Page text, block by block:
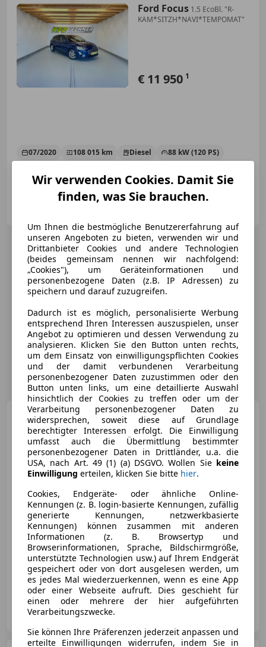
Ford Focus 1.5 EcoBl. "R-
KAM*SITZH*NAVI*TEMPOMAT"
€ 11 950 1
07/2020 108 015 km Diesel
88 kW (120 PS)
KFZ Lechner GmbH
Ford Fiesta Trend
03/2011 165 000 km Benzin
60 kW (82 PS)
KFZ Technik Hipf GmbH
AT-5110 Oberndorf bei Salzburg
Wir verwenden Cookies. Damit Sie
finden, was Sie brauchen.
Um Ihnen die bestmögliche Benutzererfahrung auf
unseren Angeboten zu bieten, verwenden wir und
Drittanbieter Cookies und andere Technologien
(beides gemeinsam nennen wir nachfolgend:
„Cookies"), um Geräteinformationen und
personenbezogene Daten (z.B. IP Adressen) zu
speichern und darauf zuzugreifen.
Dadurch ist es möglich, personalisierte Werbung
entsprechend Ihren Interessen auszuspielen, unser
Angebot zu optimieren und dessen Verwendung zu
analysieren. Klicken Sie den Button unten rechts,
um dem Einsatz von einwilligungspflichten Cookies
und der damit verbundenen Verarbeitung
personenbezogener Daten zuzustimmen oder den
Button unten links, um eine detaillierte Auswahl
hinsichtlich der Cookies zu treffen oder um der
Verarbeitung personenbezogener Daten zu
widersprechen, soweit diese auf Grundlage
berechtigter Interessen erfolgt. Die Einwilligung
umfasst auch die Übermittlung bestimmter
personenbezogener Daten in Drittländer, u.a. die
USA, nach Art. 49 (1) (a) DSGVO. Wollen Sie keine
Einwilligung erteilen, klicken Sie bitte hier.
Cookies, Endgeräte- oder ähnliche Online-
Kennungen (z. B. login-basierte Kennungen, zufällig
generierte Kennungen, netzwerkbasierte
Kennungen) können zusammen mit anderen
Informationen (z. B. Browsertyp und
Browserinformationen, Sprache, Bildschirmgröße,
unterstützte Technologien usw.) auf Ihrem Endgerät
gespeichert oder von dort ausgelesen werden, um
es jedes Mal wiederzuerkennen, wenn es eine App
oder einer Webseite aufruft. Dies geschieht für
einen oder mehrere der hier aufgeführten
Verarbeitungszwecke.
Sie können Ihre Präferenzen jederzeit anpassen und
erteilte Einwilligungen widerrufen, indem Sie in